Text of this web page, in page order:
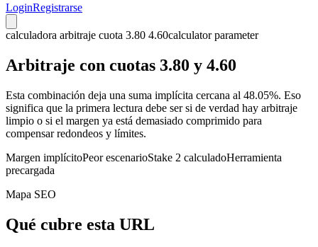
LoginRegistrarse
calculadora arbitraje cuota 3.80 4.60calculator parameter
Arbitraje con cuotas 3.80 y 4.60
Esta combinación deja una suma implícita cercana al 48.05%. Eso
significa que la primera lectura debe ser si de verdad hay arbitraje
limpio o si el margen ya está demasiado comprimido para
compensar redondeos y límites.
Margen implícitoPeor escenarioStake 2 calculadoHerramienta
precargada
Mapa SEO
Qué cubre esta URL